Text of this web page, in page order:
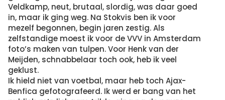
Veldkamp, neut, brutaal, slordig, was daar goed
in, maar ik ging weg. Na Stokvis ben ik voor
mezelf begonnen, begin jaren zestig. Als
zelfstandige moest ik voor de VVV in Amsterdam
foto’s maken van tulpen. Voor Henk van der
Meijden, schnabbelaar toch ook, heb ik veel
geklust.
Ik hield niet van voetbal, maar heb toch Ajax-
Benfica gefotografeerd. Ik werd er bang van het